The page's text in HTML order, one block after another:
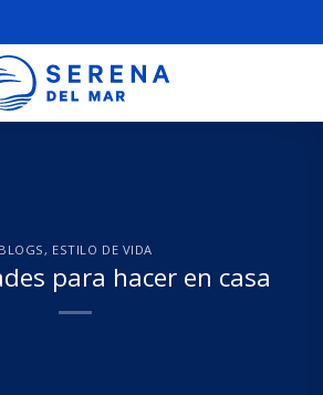
BLOGS , ESTILO DE VIDA
para hacer en casa